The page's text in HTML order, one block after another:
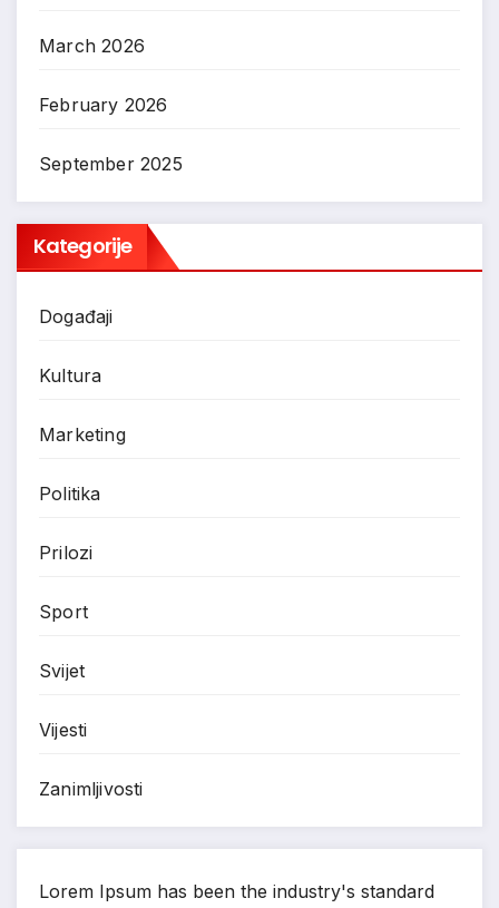
March 2026
February 2026
September 2025
Kategorije
Događaji
Kultura
Marketing
Politika
Prilozi
Sport
Svijet
Vijesti
Zanimljivosti
Lorem Ipsum has been the industry's standard